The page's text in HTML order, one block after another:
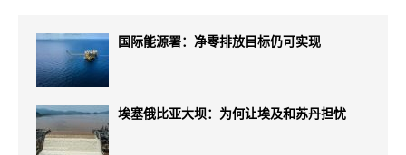
国际能源署：净零排放目标仍可实现
埃塞俄比亚大坝：为何让埃及和苏丹担忧